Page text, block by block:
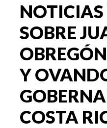
SOBRE
OBREGÓN
Y
COSTA